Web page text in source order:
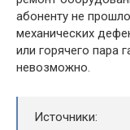
абоненту не
механических
или горячего пара
невозможно.
Источники: